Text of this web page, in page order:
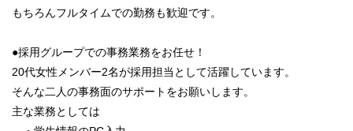
もちろんフルタイムでの勤務も歓迎です。
●採用グループでの事務業務をお任せ！
20代女性メンバー2名が採用担当として活躍しています。
そんな二人の事務面のサポートをお願いします。
主な業務としては